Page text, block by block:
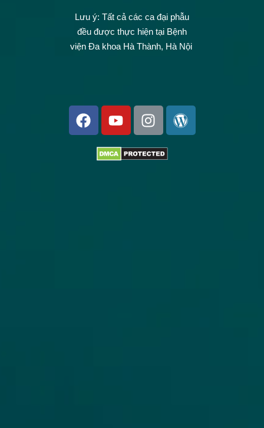
Lưu ý: Tất cả các ca đại phẫu
đều được thực hiện tại Bệnh
viện Đa khoa Hà Thành, Hà Nội